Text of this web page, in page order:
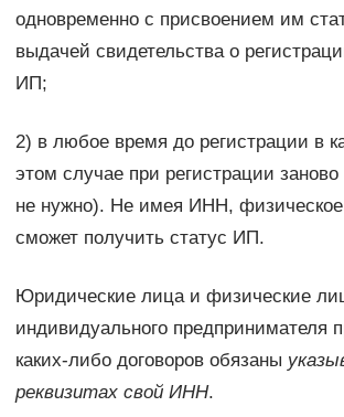
одновременно с присвоением им
выдачей свидетельства о
ИП;
2) в любое время до регистрации в
этом случае при регистрации
не нужно). Не имея ИНН,
сможет получить статус ИП.
Юридические лица и физические
индивидуального предпринимателя
каких-либо договоров обязаны
реквизитах свой ИНН.